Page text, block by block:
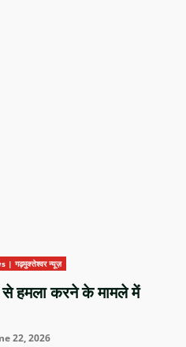
गढ़मुक्तेश्वर न्यूज़
से हमला करने के मामले में
22, 2026